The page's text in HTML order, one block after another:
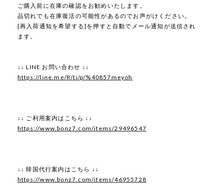
ご購入前に在庫の確認をお勧めいたします。
品切れでも在庫復活の可能性があるのでお声がけください。
[再入荷通知を希望する]を押すと自動でメール通知が送信され
ます。
↓↓ LINE お問い合わせ ↓↓
https://line.me/R/ti/p/%40857meyoh
↓↓ ご利用案内はこちら ↓↓
https://www.bonz7.com/items/29496547
↓↓ 韓国代行案内はこちら ↓↓
https://www.bonz7.com/items/46955728